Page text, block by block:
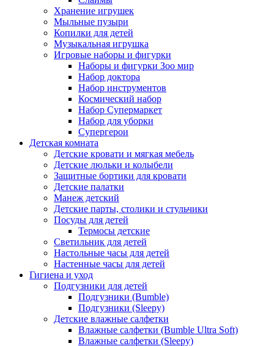
Хранение игрушек
Мыльные пузыри
Копилки для детей
Музыкальная игрушка
Игровые наборы и фигурки
Наборы и фигурки Зоо мир
Набор доктора
Набор инструментов
Космический набор
Hабор Супермаркет
Набор для уборки
Супергерои
Детская комната
Детские кровати и мягкая мебель
Детские люльки и колыбели
Защитные бортики для кровати
Детские палатки
Манеж детский
Детские парты, столики и стульчики
Посуды для детей
Термосы детские
Светильник для детей
Настольные часы для детей
Настенные часы для детей
Гигиена и уход
Подгузники для детей
Подгузники (Bumble)
Подгузники (Sleepy)
Детские влажные салфетки
Влажные салфетки (Bumble Ultra Soft)
Влажные салфетки (Sleepy)